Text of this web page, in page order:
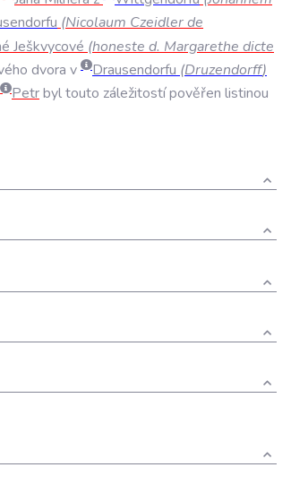
(Nicolaum Czeidlerde
Ješkvycové (honeste d. Margarethe dicte
dvora v Drausendorfu (Druzendorff)
Petrbyltouto záležitostípověřen listinou